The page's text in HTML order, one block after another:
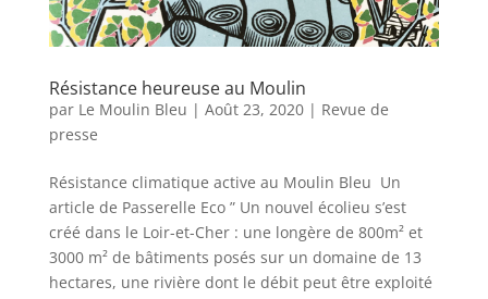
Résistance heureuse au Moulin
par Le Moulin Bleu | Août 23, 2020| Revue de
presse
Résistance climatique active au Moulin Bleu Un
article de Passerelle Eco ” Un nouvel écolieu s’est
créé dans le Loir-et-Cher : une longère de 800m² et
3000 m² de bâtiments posés sur un domaine de 13
hectares, une rivière dont le débit peut être exploité